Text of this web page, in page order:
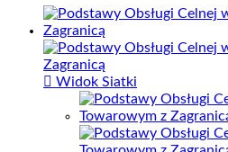
Widok Siatki